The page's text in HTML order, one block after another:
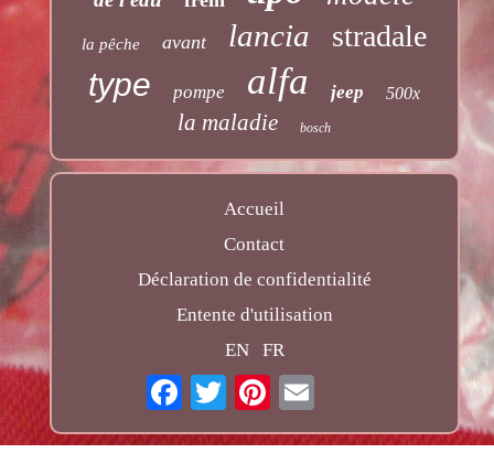
la pêche avant lancia stradale
type pompe alfa jeep 500x
la maladie bosch
Accueil
Contact
Déclaration de confidentialité
Entente d'utilisation
EN
FR